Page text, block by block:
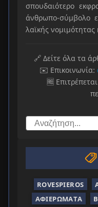
σπουδαιότερο
άνθρωπο-σύμβολο
λαϊκής νομιμότητας
🔗 Δείτε όλα τα
✉️ Επικοινωνία:
🆓
ROVESPIEROS
ΑΦΙΕΡΏΜΑΤΑ